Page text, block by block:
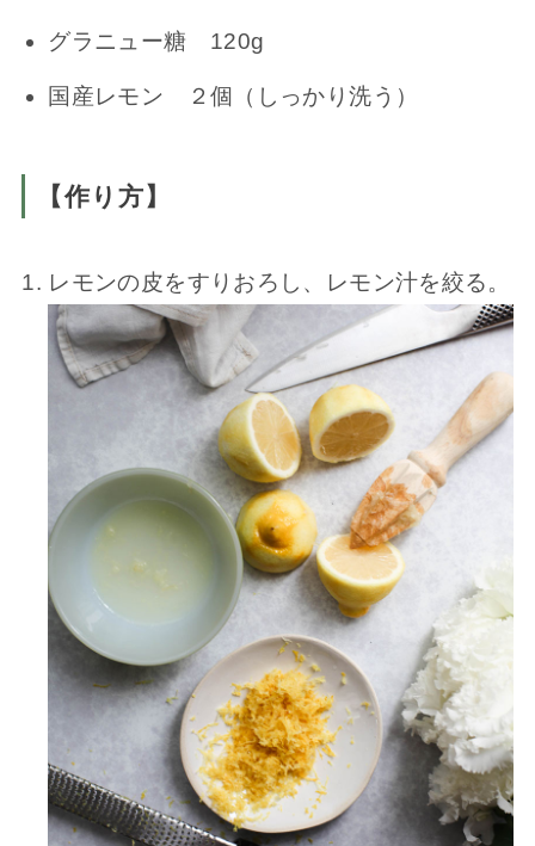
グラニュー糖 120g
国産レモン ２個（しっかり洗う）
【作り方】
レモンの皮をすりおろし、レモン汁を絞る。